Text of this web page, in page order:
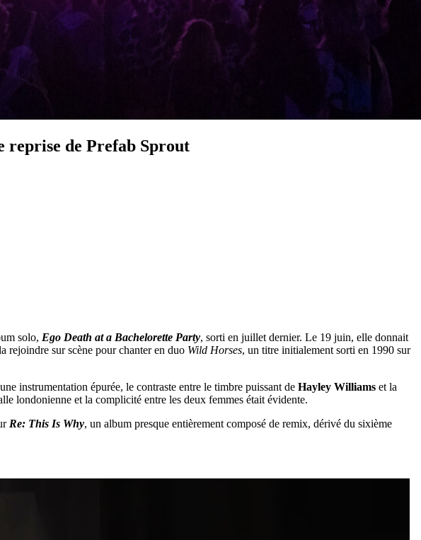
reprise de Prefab Sprout
solo, Ego Death at a Bachelorette Party, sorti en juillet dernier. Le 19 juin, elle donnait
rejoindre sur scène pour chanter en duo Wild Horses, un titre initialement sorti en 1990 sur
instrumentation épurée, le contraste entre le timbre puissant de Hayley Williams et la
londonienne et la complicité entre les deux femmes était évidente.
Re: This Is Why, un album presque entièrement composé de remix, dérivé du sixième